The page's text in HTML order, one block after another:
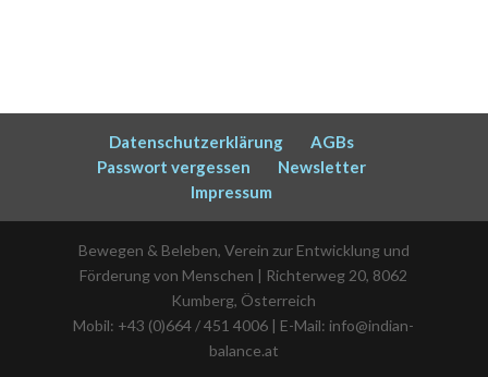
Datenschutzerklärung
AGBs
Passwort vergessen
Newsletter
Impressum
Bewegen & Beleben, Verein zur Entwicklung und
Förderung von Menschen | Richterweg 20, 8062
Kumberg, Österreich
Mobil: +43 (0)664 / 451 4006 | E-Mail: info@indian-
balance.at